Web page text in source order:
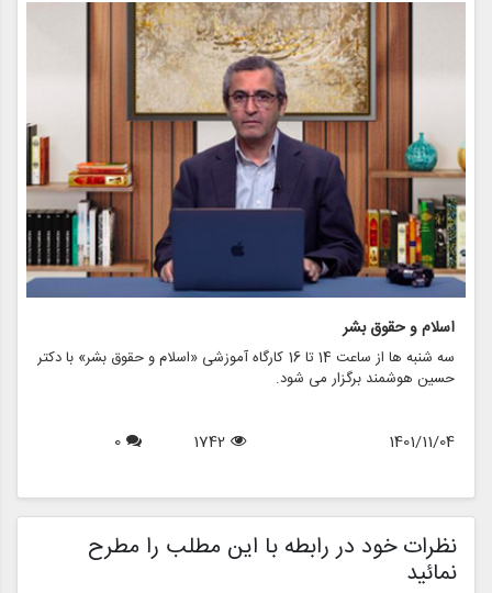
اسلام و حقوق بشر
سه شنبه ها از ساعت 14 تا 16 کارگاه آموزشی «اسلام و حقوق بشر» با دکتر
حسین هوشمند برگزار می شود.
1401/11/04
1742
0
نظرات خود در رابطه با این مطلب را مطرح
نمائید